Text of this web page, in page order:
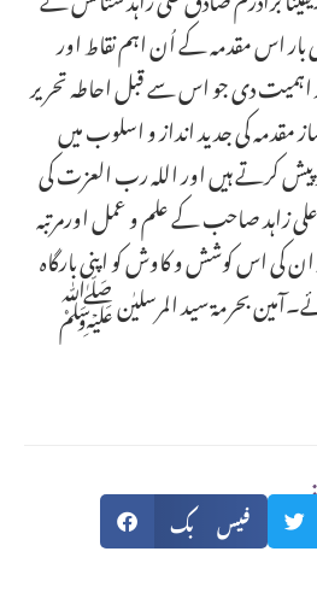
بار اس مقدمہ کے اُن اہم نقاط اور
اہمیت دی جو اس سے قبل احاطہ تحریر
کی جدید انداز و اسلوب میں
پیش کرتے ہیں اور اللہ رب العزت کی
علی زاہد صاحب کے علم و عمل اورمرتبہ
کی اس کوشش و کاوش کو اپنی بارگاہ
بحرمۃ سید المرسلیٰن ﷺ
فیس بک